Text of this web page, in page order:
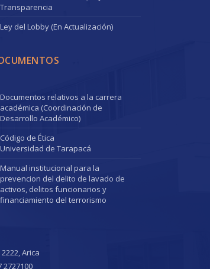
Transparencia
Ley del Lobby (En Actualización)
Documentos relativos a la carrera
académica (Coordinación de
Desarrollo Académico)
Código de Ética
Universidad de Tarapacá
Manual institucional para la
prevencion del delito de lavado de
activos, delitos funcionarios y
financiamiento del terrorismo
Arica
2727100